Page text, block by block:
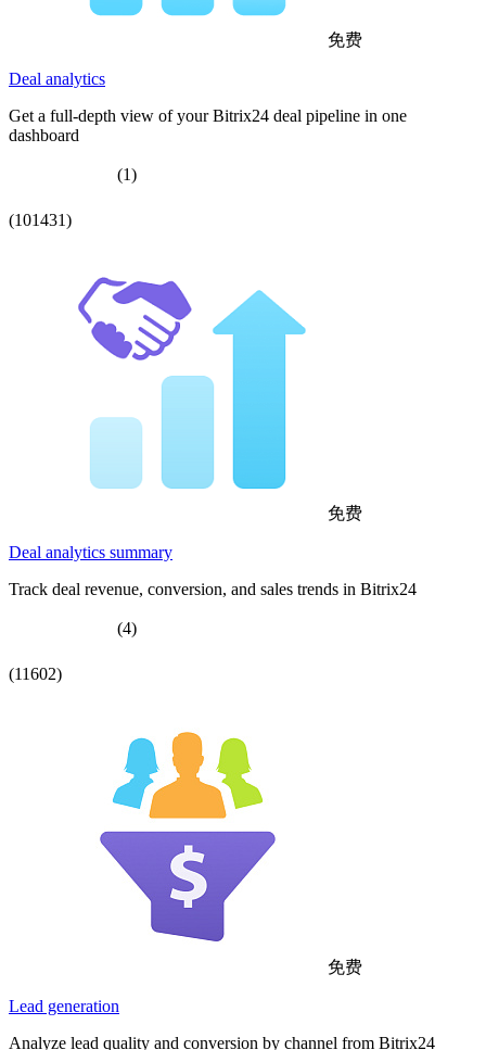
免费
Deal analytics
Get a full-depth view of your Bitrix24 deal pipeline in one
dashboard
(1)
(101431)
免费
Deal analytics summary
Track deal revenue, conversion, and sales trends in Bitrix24
(4)
(11602)
免费
Lead generation
Analyze lead quality and conversion by channel from Bitrix24